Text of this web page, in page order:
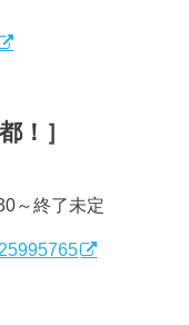
！］
～終了未定